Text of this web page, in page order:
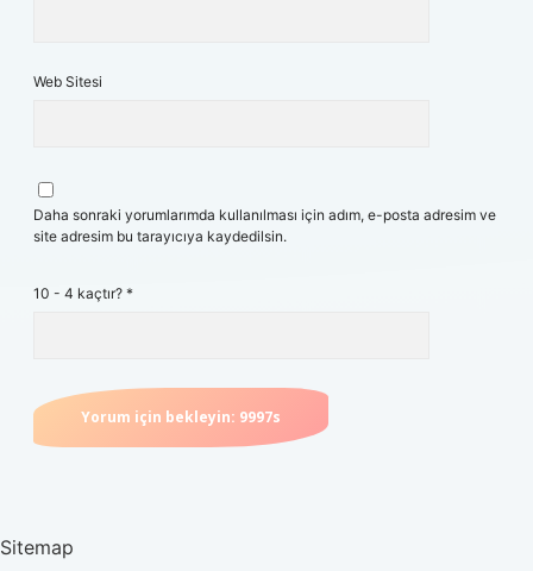
Web Sitesi
Daha sonraki yorumlarımda kullanılması için adım, e-posta adresim ve
site adresim bu tarayıcıya kaydedilsin.
10 - 4 kaçtır? *
Sitemap